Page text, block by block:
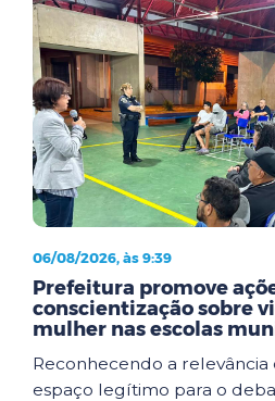
06/08/2026, às 9:39
Prefeitura promove
conscientização sobre
mulher nas escolas
Reconhecendo a
espaço legítimo para o